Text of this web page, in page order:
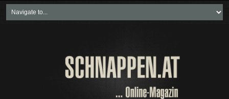
Neueste Beiträge
Soziales & Projekte